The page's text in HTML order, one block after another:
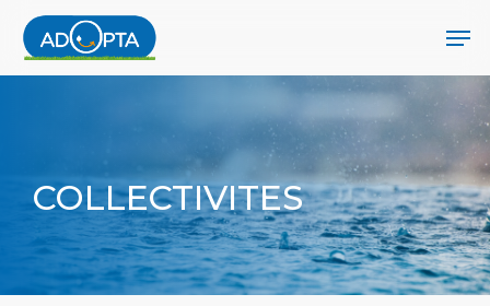
main
COLLECTIVITES